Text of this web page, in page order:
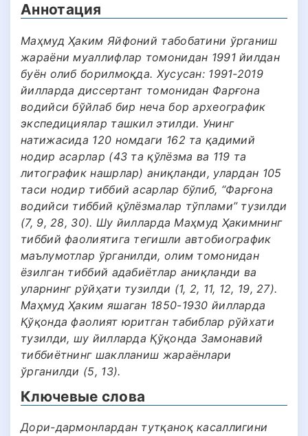
Аннотация
Маҳмуд Ҳаким Яйфоний табобатини ўрганиш
жараёни муаллифлар томонидан 1991 йилдан
буён олиб борилмоқда. Хусусан: 1991-2019
йилларда диссертант томонидан Фарғона
водийси бўйлаб бир неча бор археографик
экспедициялар ташкил этилди. Унинг
натижасида 120 номдаги 162 та қадимий
нодир асарлар (43 та қўлёзма ва 119 та
литографик нашрлар) аниқланди, улардан 105
таси нодир тиббий асарлар бўлиб, “Фарғона
водийси тиббий қўлёзмалар тўплами” тузилди
(7, 9, 28, 30). Шу йилларда Маҳмуд Ҳакимнинг
тиббий фаолиятига тегишли автобиографик
маълумотлар ўрганилди, олим томонидан
ёзилган тиббий адабиётлар аниқланди ва
уларнинг рўйҳати тузилди (1, 2, 11, 12, 19, 27).
Маҳмуд Ҳаким яшаган 1850-1930 йилларда
Қўқонда фаолият юритган табиблар рўйхати
тузилди, шу йилларда Қўқонда Замонавий
тиббиётнинг шаклланиш жараёнлари
ўрганилди (5, 13).
Ключевые слова
Дори-дармонлардан тутқаноқ касаллигини